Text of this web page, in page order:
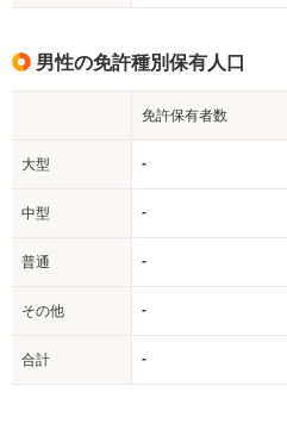
男性の免許種別保有人口
免許保有者数
大型 -
中型 -
普通 -
その他 -
合計 -